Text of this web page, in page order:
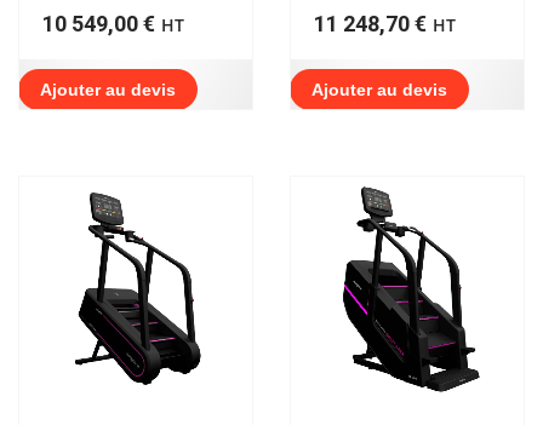
10 549,00€ HT
Ajouter au devis
11 248,70€ HT
Ajouter au devis